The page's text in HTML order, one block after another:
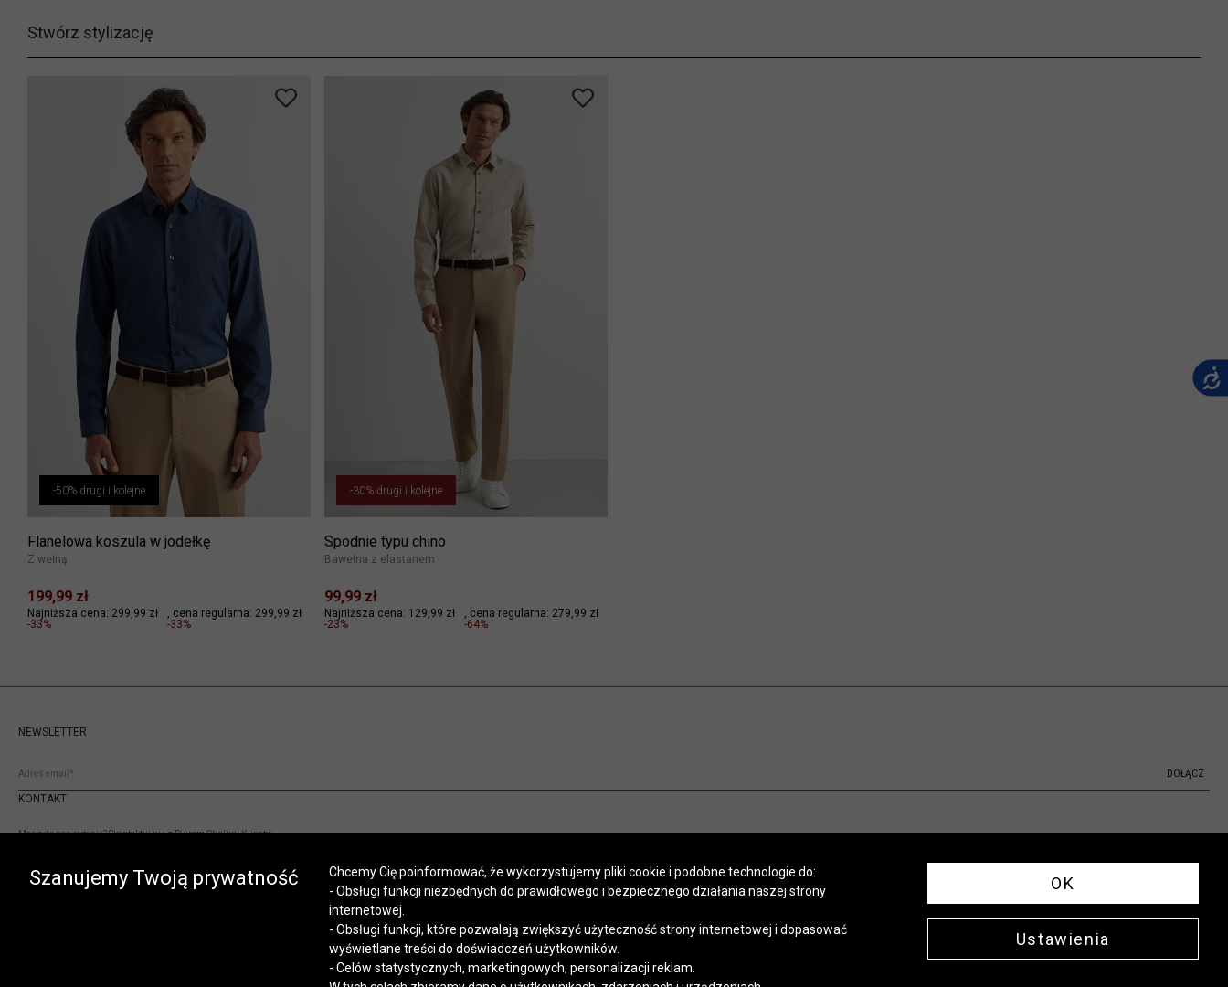
Stwórz stylizację
-50% drugi i kolejne
Flanelowa koszula w jodełkę
Z wełną
199,99 zł
Najniższa cena: 299,99 zł
-33%
cena regularna: 299,99 zł
-33%
-30% drugi i kolejne
Spodnie typu chino
Bawełna z elastanem
99,99 zł
Najniższa cena: 129,99 zł
-23%
cena regularna: 279,99 zł
-64%
KONTAKT
Masz do nas pytania? Skontaktuj się z Biurem Obsługi Klienta:
sklep.internetowy@vistula.pl
Regulaminy Polityka prywatnościKontakt
NEWSLETTER
DOŁĄCZ
Szanujemy Twoją prywatność
Chcemy Cię poinformować, że wykorzystujemy pliki cookie i podobne technologie do:
- Obsługi funkcji niezbędnych do prawidłowego i bezpiecznego działania naszej strony
internetowej.
- Obsługi funkcji, które pozwalają zwiększyć użyteczność strony internetowej i dopasować
wyświetlane treści do doświadczeń użytkowników.
- Celów statystycznych, marketingowych, personalizacji reklam.
OK
Ustawienia